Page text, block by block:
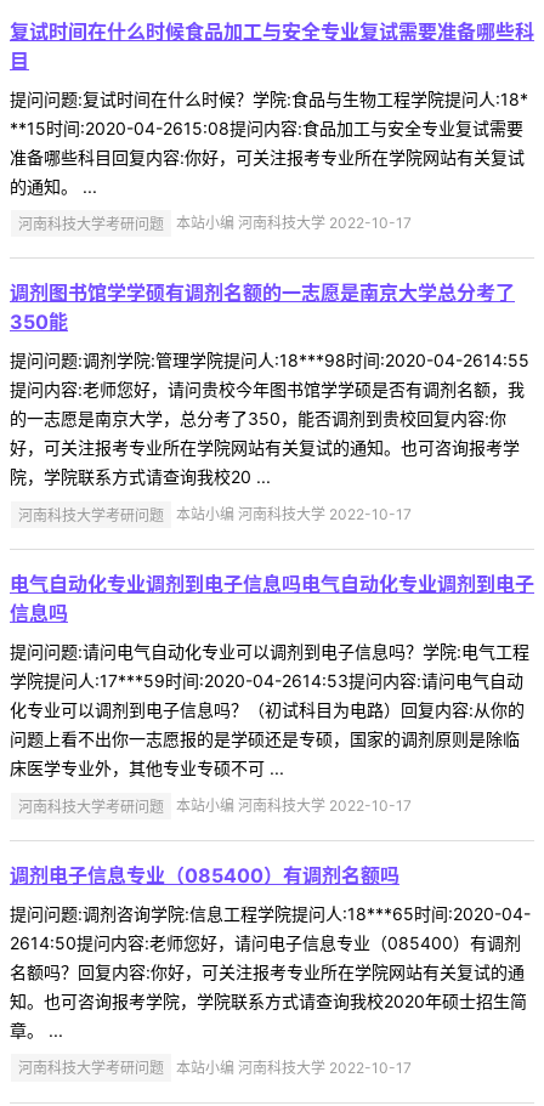
复试时间在什么时候食品加工与安全专业复试需要准备哪些科
目
提问问题:复试时间在什么时候？学院:食品与生物工程学院提问人:18*
**15时间:2020-04-2615:08提问内容:食品加工与安全专业复试需要
准备哪些科目回复内容:你好，可关注报考专业所在学院网站有关复试
的通知。 ...
河南科技大学考研问题 本站小编 河南科技大学 2022-10-17
调剂图书馆学学硕有调剂名额的一志愿是南京大学总分考了
350能
提问问题:调剂学院:管理学院提问人:18***98时间:2020-04-2614:55
提问内容:老师您好，请问贵校今年图书馆学学硕是否有调剂名额，我
的一志愿是南京大学，总分考了350，能否调剂到贵校回复内容:你
好，可关注报考专业所在学院网站有关复试的通知。也可咨询报考学
院，学院联系方式请查询我校20 ...
河南科技大学考研问题 本站小编 河南科技大学 2022-10-17
电气自动化专业调剂到电子信息吗电气自动化专业调剂到电子
信息吗
提问问题:请问电气自动化专业可以调剂到电子信息吗？学院:电气工程
学院提问人:17***59时间:2020-04-2614:53提问内容:请问电气自动
化专业可以调剂到电子信息吗？（初试科目为电路）回复内容:从你的
问题上看不出你一志愿报的是学硕还是专硕，国家的调剂原则是除临
床医学专业外，其他专业专硕不可 ...
河南科技大学考研问题 本站小编 河南科技大学 2022-10-17
调剂电子信息专业（085400）有调剂名额吗
提问问题:调剂咨询学院:信息工程学院提问人:18***65时间:2020-04-
2614:50提问内容:老师您好，请问电子信息专业（085400）有调剂
名额吗？回复内容:你好，可关注报考专业所在学院网站有关复试的通
知。也可咨询报考学院，学院联系方式请查询我校2020年硕士招生简
章。 ...
河南科技大学考研问题 本站小编 河南科技大学 2022-10-17